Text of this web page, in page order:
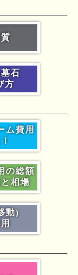
石
方
ム費用
の総額
相場
動)